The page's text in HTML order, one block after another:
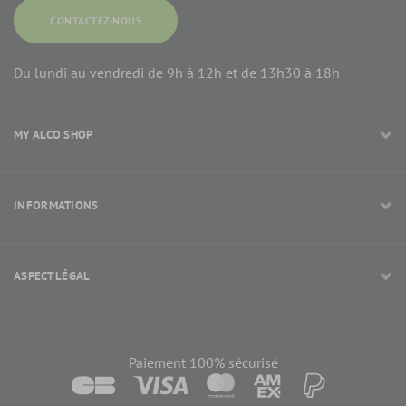
CONTACTEZ-NOUS
Du lundi au vendredi de 9h à 12h et de 13h30 à 18h
MY ALCO SHOP
INFORMATIONS
ASPECT LÉGAL
Paiement 100% sécurisé